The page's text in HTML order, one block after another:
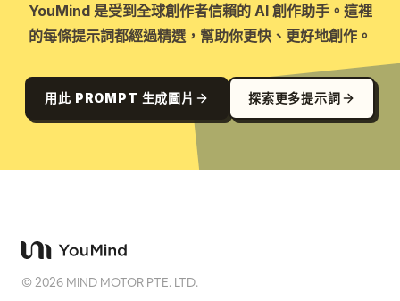
YouMind 是受到全球創作者信賴的 AI 創作助手。這裡
的每條提示詞都經過精選，幫助你更快、更好地創作。
用此 PROMPT 生成圖片 探索更多提示詞
©2026 MIND MOTOR PTE. LTD.